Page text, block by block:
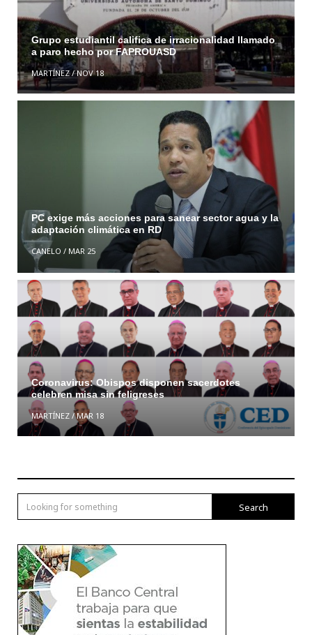
Grupo estudiantil califica de irracionalidad llamado
a paro hecho por FAPROUASD
MARTÍNEZ/NOV 18
PC exige más acciones para sanear sector agua y la
adaptación climática en RD
CANELO / MAR 25
Coronavirus: Obispos disponen sacerdotes
celebren misa sin feligreses
MARTÍNEZ/MAR 18
Search